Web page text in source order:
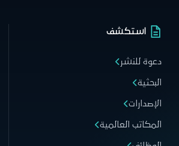
استكشف
دعوة للنشر
البحثية
الإصدارات
المكاتب العالمية